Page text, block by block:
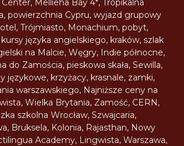
Center, Mellieha Bay 4*,Tropikalna
,powierzchnia Cypru,wyjazd grupowy
,Trójmiasto, Monachium,pobyt,
kursy języka angielskiego, kraków,szlak
na Malcie,Węgry, Indie północne,
do Zamościa,pieskowa skała,Sewilla,
językowe, krzyżacy, krasnale, zamki,
warszawskiego, Najniższe ceny na
,Wielka Brytania, Zamość, CERN,
szkolna Wrocław,Szwajcaria,
, Bruksela, Kolonia, Rajasthan, Nowy
Academy, Lingwista,Warszawa,